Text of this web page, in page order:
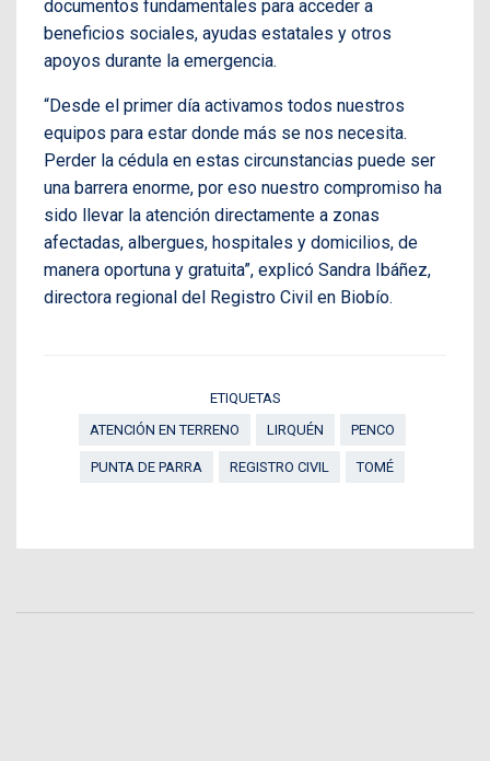
documentos fundamentales para acceder a
beneficios sociales, ayudas estatales y otros
apoyos durante la emergencia.
“Desde el primer día activamos todos nuestros
equipos para estar donde más se nos necesita.
Perder la cédula en estas circunstancias puede ser
una barrera enorme, por eso nuestro compromiso ha
sido llevar la atención directamente a zonas
afectadas, albergues, hospitales y domicilios, de
manera oportuna y gratuita”, explicó Sandra Ibáñez,
directora regional del Registro Civil en Biobío.
ETIQUETAS
ATENCIÓN EN TERRENO
LIRQUÉN PENCO
PUNTA DE PARRA REGISTRO CIVIL TOMÉ